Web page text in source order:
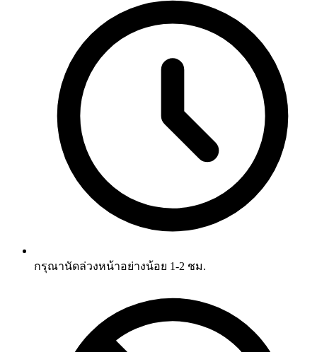
กรุณานัดล่วงหน้าอย่างน้อย 1-2 ชม.